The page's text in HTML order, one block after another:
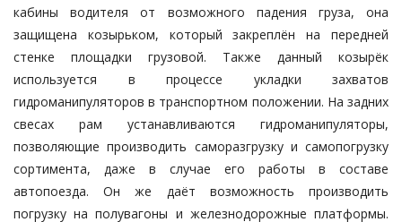
кабины водителя от возможного падения груза, она
защищена козырьком, который закреплён на передней
стенке площадки грузовой. Также данный козырёк
используется в процессе укладки захватов
гидроманипуляторов в транспортном положении. На задних
свесах рам устанавливаются гидроманипуляторы,
позволяющие производить саморазгрузку и самопогрузку
сортимента, даже в случае его работы в составе
автопоезда. Он же даёт возможность производить
погрузку на полувагоны и железнодорожные платформы.